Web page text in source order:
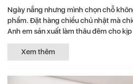
Ngày nắng nhưng mình chọn chỗ
phẩm. Đặt hàng chiều chủ nhật mà
Anh em sản xuất làm thâu đêm cho
Xem thêm